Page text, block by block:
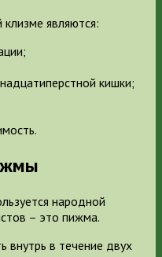
являются:
кишки;
народной
– это пижма.
в течение двух